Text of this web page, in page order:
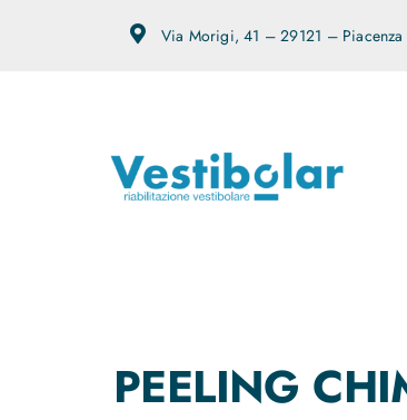
Via Morigi, 41 – 29121 – Piacenza
PEELING